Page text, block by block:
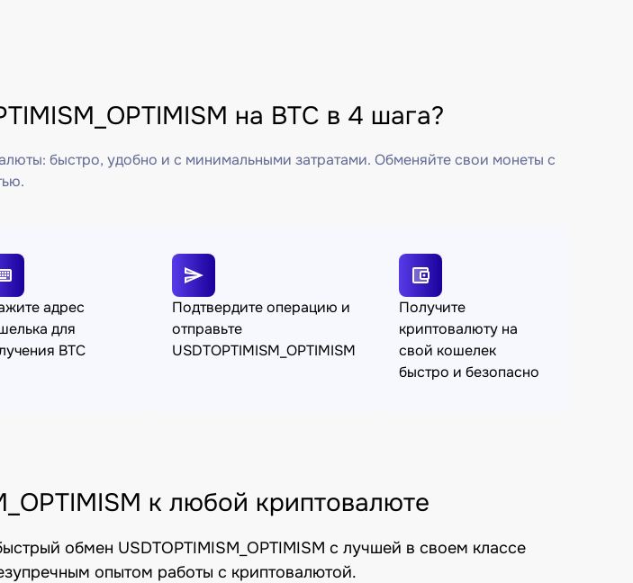
на BTC в 4 шага?
быстро, удобно и с минимальными затратами. Обменяйте свои монеты с
адрес
для
BTC
Подтвердите операцию и
отправьте
USDTOPTIMISM_OPTIMISM
Получите
криптовалюту на
свой кошелек
быстро и безопасно
к любой криптовалюте
обмен USDTOPTIMISM_OPTIMISM с лучшей в своем классе
опытом работы с криптовалютой.